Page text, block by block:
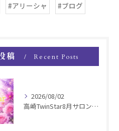
#アリーシャ #ブログ
稿 Recent Posts
2026/08/02
高崎TwinStar8月サロンお知らせ